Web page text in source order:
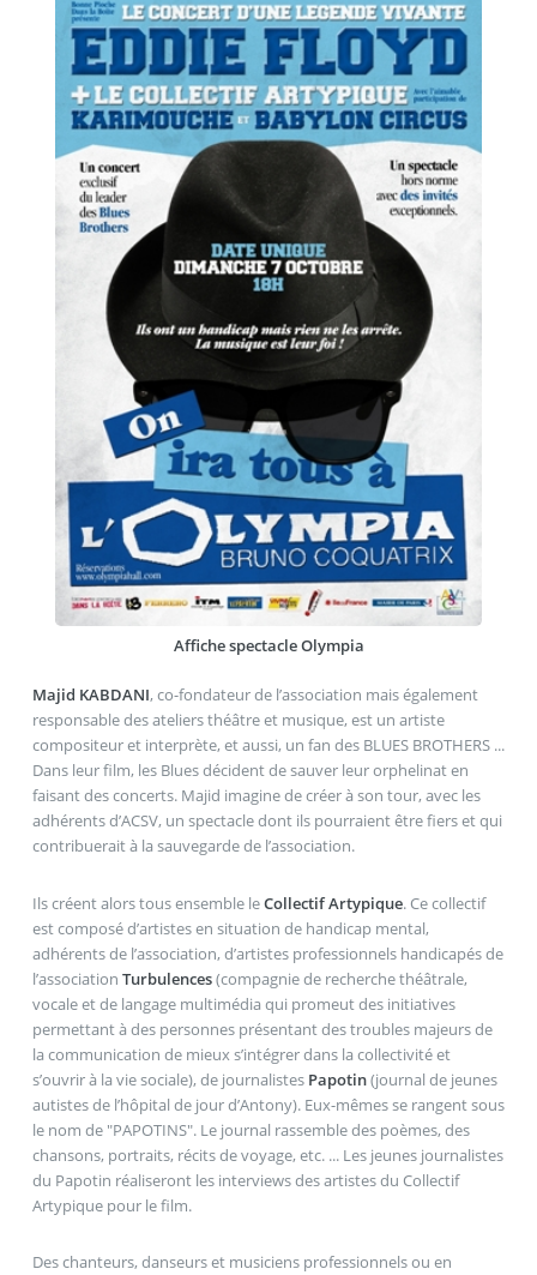
Affiche spectacle Olympia
Majid KABDANI, co-fondateur de l’association mais également
responsable des ateliers théâtre et musique, est un artiste
compositeur et interprète, et aussi, un fan des BLUES BROTHERS ...
Dans leur film, les Blues décident de sauver leur orphelinat en
faisant des concerts. Majid imagine de créer à son tour, avec les
adhérents d’ACSV, un spectacle dont ils pourraient être fiers et qui
contribuerait à la sauvegarde de l’association.
Ils créent alors tous ensemble leCollectif Artypique. Ce collectif
est composé d’artistes en situation de handicap mental,
adhérents de l’association, d’artistes professionnels handicapés de
l’association Turbulences(compagnie de recherche théâtrale,
vocale et de langage multimédia qui promeut des initiatives
permettant à des personnes présentant des troubles majeurs de
la communication de mieux s’intégrer dans la collectivité et
s’ouvrir à la vie sociale), de journalistes Papotin(journal de jeunes
autistes de l’hôpital de jour d’Antony). Eux-mêmes se rangent sous
le nom de "PAPOTINS". Le journal rassemble des poèmes, des
chansons, portraits, récits de voyage, etc. ... Les jeunes journalistes
du Papotin réaliseront les interviews des artistes du Collectif
Artypique pour le film.
Des chanteurs, danseurs et musiciens professionnels ou en